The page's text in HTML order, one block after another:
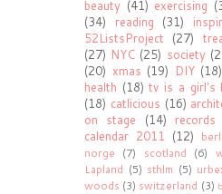
beauty (41) exercising
(34)
reading (31)
52ListsProject
(27)
(27) NYC (25) society
(20) xmas (19) DIY (18)
health (18) tv is a girl's
(18) catlicious (16)
on stage
(14) records
calendar 2011
(12)
norge (7) scotland (6)
Lapland (5) sthlm (5)
woods (3) switzerland (3)